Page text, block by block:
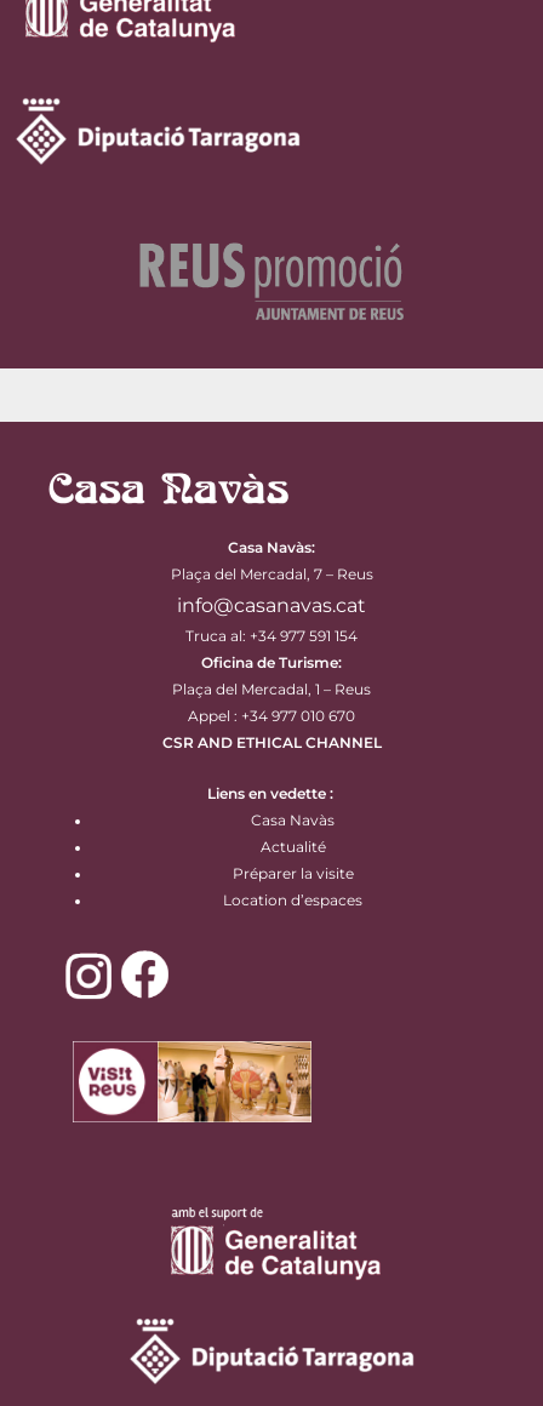
Casa Navàs:
Plaça del Mercadal, 7 – Reus
info@casanavas.cat
Truca al: +34 977 591 154
Oficina de Turisme:
Plaça del Mercadal, 1 – Reus
Appel : +34 977 010 670
CSR AND ETHICAL CHANNEL
Liens en vedette :
Casa Navàs
Actualité
Préparer la visite
Location d’espaces